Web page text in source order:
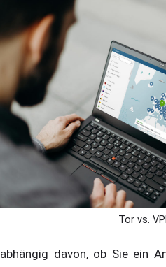
Tor vs.
davon, ob Sie ein